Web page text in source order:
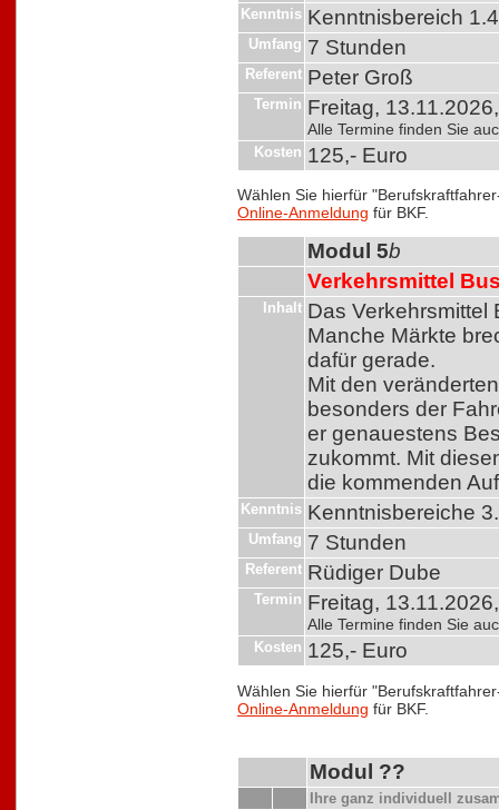
Kenntnis Kenntnisbereich
Umfang 7 Stunden
Referent Peter Groß
Termin Freitag,
Alle Termine finden Sie
Kosten 125,- Euro
Wählen Sie hierfür
Online-Anmeldung für BKF.
Modul 5b
Verkehrsmittel
Inhalt Das Verkehrsmittel
Manche Märkte
dafür gerade.
Mit den
besonders der
er genauestens
zukommt. Mit
die kommenden
Kenntnis Kenntnisbereiche
Umfang 7 Stunden
Referent Rüdiger Dube
Termin Freitag,
Alle Termine finden Sie
Kosten 125,- Euro
Wählen Sie hierfür
Online-Anmeldung für BKF.
Modul ??
Ihre ganz individuell